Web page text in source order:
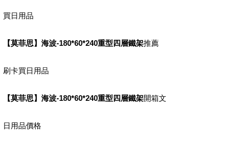
買日用品
【莫菲思】海波-180*60*240重型四層鐵架推薦
刷卡買日用品
【莫菲思】海波-180*60*240重型四層鐵架開箱文
日用品價格